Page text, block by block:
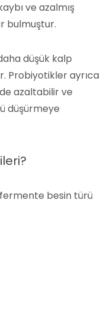
ve azalmış
bulmuştur.
düşük kalp
Probiyotikler ayrıca
azaltabilir ve
düşürmeye
besin türü